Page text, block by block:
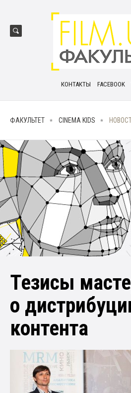
КОНТАКТЫ FACEBOOK
ФАКУЛЬТЕТ CINEMA KIDS
Тезисы
о
контента